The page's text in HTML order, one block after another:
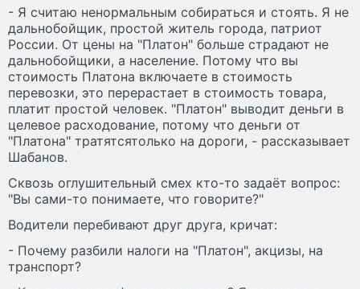
- Я считаю ненормальным собираться и стоять. Я не
дальнобойщик, простой житель города, патриот
России. От цены на "Платон" больше страдают не
дальнобойщики, а население. Потому что вы
стоимость Платона включаете в стоимость
перевозки, это перерастает в стоимость товара,
платит простой человек. "Платон" выводит деньги в
целевое расходование, потому что деньги от
"Платона" тратятсятолько на дороги, - рассказывает
Шабанов.
Сквозь оглушительный смех кто-то задаёт вопрос:
"Вы сами-то понимаете, что говорите?"
Водители перебивают друг друга, кричат:
- Почему разбили налоги на "Платон", акцизы, на
транспорт?